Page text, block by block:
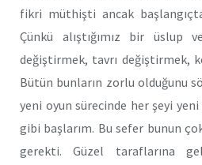
fikri müthişti ancak
Çünkü alıştığımız bir üslup
değiştirmek, tavrı değiştirmek,
Bütün bunların zorlu olduğunu
yeni oyun sürecinde her şeyi
gibi başlarım. Bu sefer bunun
gerekti. Güzel taraflarına